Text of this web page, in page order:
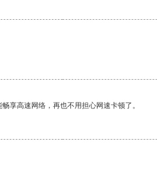
享高速网络，再也不用担心网速卡顿了。